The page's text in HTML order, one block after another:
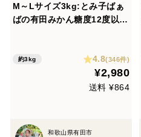
M～Lサイズ3kg:とみ子ばぁ
ばの有田みかん糖度12度以
約3kg 4.8(346件)
¥2,980
送料 ¥864
和歌山県有田市